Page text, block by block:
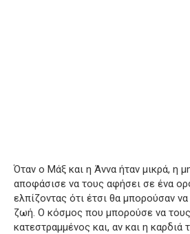
Όταν ο Μάξ και η Άννα ήταν μικρά, η
αποφάσισε να τους αφήσει σε ένα
ελπίζοντας ότι έτσι θα μπορούσαν
ζωή. Ο κόσμος που μπορούσε να
κατεστραμμένος και, αν και η καρδιά